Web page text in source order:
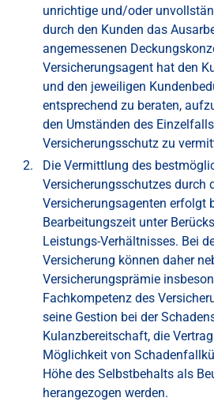
unrichtige und/oder
durch den Kunden das
angemessenen
Versicherungsagent hat den
und den jeweiligen
entsprechend zu beraten,
den Umständen des
Versicherungsschutz zu
Die Vermittlung des
Versicherungsschutzes durch
Versicherungsagenten erfolgt
Bearbeitungszeit unter
Leistungs-Verhältnisses. Bei
Versicherung können daher
Versicherungsprämie
Fachkompetenz des
seine Gestion bei der
Kulanzbereitschaft, die
Möglichkeit von
Höhe des Selbstbehalts als
herangezogen werden.